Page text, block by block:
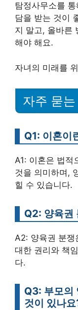
탐정사무소를
담을 받는 것이
지 말고, 올바른
해야 해요.
자녀의 미래를
자주 묻
Q1: 이혼이
A1: 이혼은 법적
것을 의미하며,
힐 수 있습니다.
Q2: 양육권
A2: 양육권 분쟁
대한 권리와 책
다.
Q3: 부모의
것이 있나